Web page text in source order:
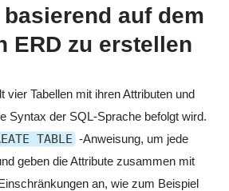
auf dem
ERD zu erstellen
vier Tabellen mit ihren Attributen und
Syntax der SQL-Sprache befolgt wird.
TABLE -Anweisung, um jede
geben die Attribute zusammen mit
an, wie zum Beispiel